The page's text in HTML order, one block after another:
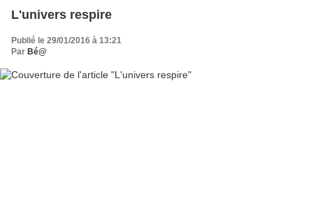
L'univers respire
Publié le 29/01/2016 à 13:21
Par Bé@